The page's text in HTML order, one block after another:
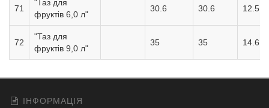
71
"Таз для
фруктів 6,0 л"
30.6 30.6 12.5
72
"Таз для
фруктів 9,0 л"
35 35 14.6
ІНФОРМАЦІЯ